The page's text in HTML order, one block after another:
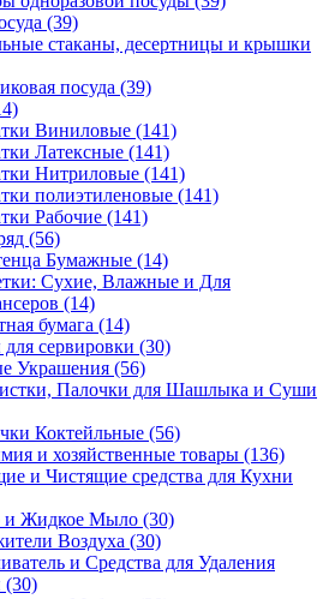
(39)
стаканы, десертницы и крышки
посуда (39)
Виниловые (141)
Латексные (141)
Нитриловые (141)
полиэтиленовые (141)
Рабочие (141)
(56)
Бумажные (14)
Сухие, Влажные и Для
(14)
бумага (14)
сервировки (30)
Украшения (56)
Палочки для Шашлыка и Суши
Коктейльные (56)
и хозяйственные товары (136)
и Чистящие средства для Кухни
Жидкое Мыло (30)
Воздуха (30)
и Средства для Удаления
(30)